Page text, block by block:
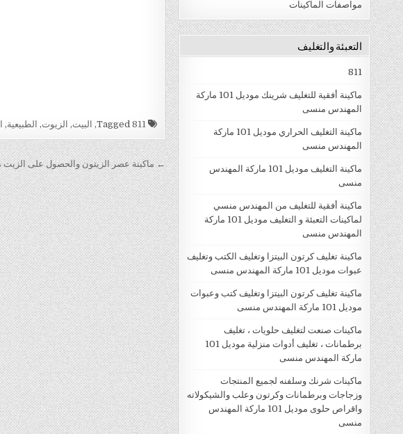
Tagged
811
, البيت, الزيوت, الطبيعية,
تصفّح المقالات
← ماكينة عصر الزيتون والحصول على الزيت موديل 811 ماركة
مواصفات الماكينات
التعبئة والتغليف
811
ماكينة أفقية للتغليف شرينك موديل 101 ماركة
المهندس منسى
ماكينة التغليف الحراري موديل 101 ماركة
المهندس منسى
ماكينة التغليف موديل 101 ماركة المهندس
منسى
ماكينة أفقية للتغليف من المهندس منسي
لماكينات التعبئة و التغليف موديل 101 ماركة
المهندس منسى
ماكينة تغليف كرتون البيتزا وتغليف الكتب وتغليف
عبوات موديل 101 ماركة المهندس منسى
ماكينة تغليف كرتون البيتزا وتغليف كتب وعبوات
موديل 101 ماركة المهندس منسى
ماكينات صنعت لتغليف حلويات ، تغليف
برطمانات ، تغليف أدوات منزلية موديل 101
ماركة المهندس منسى
ماكينات شرنك وسلفنه لجميع المنتجات
وزجاجات وبرطمانات وكرتون وعلب والشيكولاته
واقراص حلوى موديل 101 ماركة المهندس
منسى